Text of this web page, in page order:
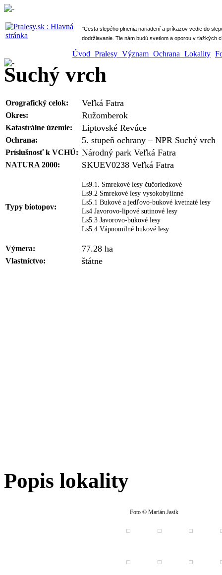
" Cesta slepého plnenia nariadení a príkazov vedie do
dodržiavanie. Tie nám budú svetlom a oporou v ťažkých
Úvod Pralesy Význam Ochrana Lokality
Suchý vrch
Orografický celok: Veľká Fatra
Okres: Ružomberok
Katastrálne územie: Liptovské Revúce
Ochrana: 5. stupeň ochrany – NPR Suchý vrch
Príslušnosť k VCHÚ: Národný park Veľká Fatra
NATURA 2000: SKUEV0238 Veľká Fatra
Typy biotopov:
Ls9.1. Smrekové lesy čučoriedkové
Ls9.2 Smrekové lesy vysokobylinné
Ls5.1 Bukové a jedľovo-bukové kvetnaté lesy
Ls4 Javorovo-lipové sutinové lesy
Ls5.3 Javorovo-bukové lesy
Ls5.4 Vápnomilné bukové lesy
Výmera: 77.28 ha
Vlastníctvo: štátne
Popis lokality
Foto © Marián Jasík